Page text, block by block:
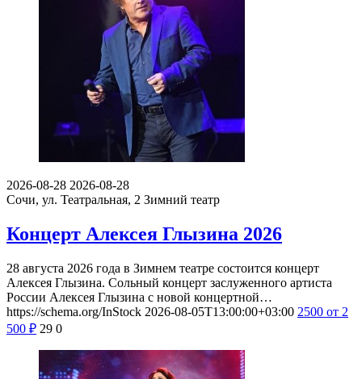
2026-08-28 2026-08-28
Сочи, ул. Театральная, 2 Зимний театр
Концерт Алексея Глызина 2026
28 августа 2026 года в Зимнем театре состоится концерт
Алексея Глызина. Сольный концерт заслуженного артиста
России Алексея Глызина с новой концертной…
https://schema.org/InStock 2026-08-05T13:00:00+03:00 2500 от 2
500 ₽ 29 0